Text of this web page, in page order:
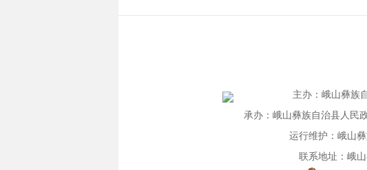
主办： 峨山彝族
承办：峨山彝族自治县人民
运行维护：峨山
联系地址：峨